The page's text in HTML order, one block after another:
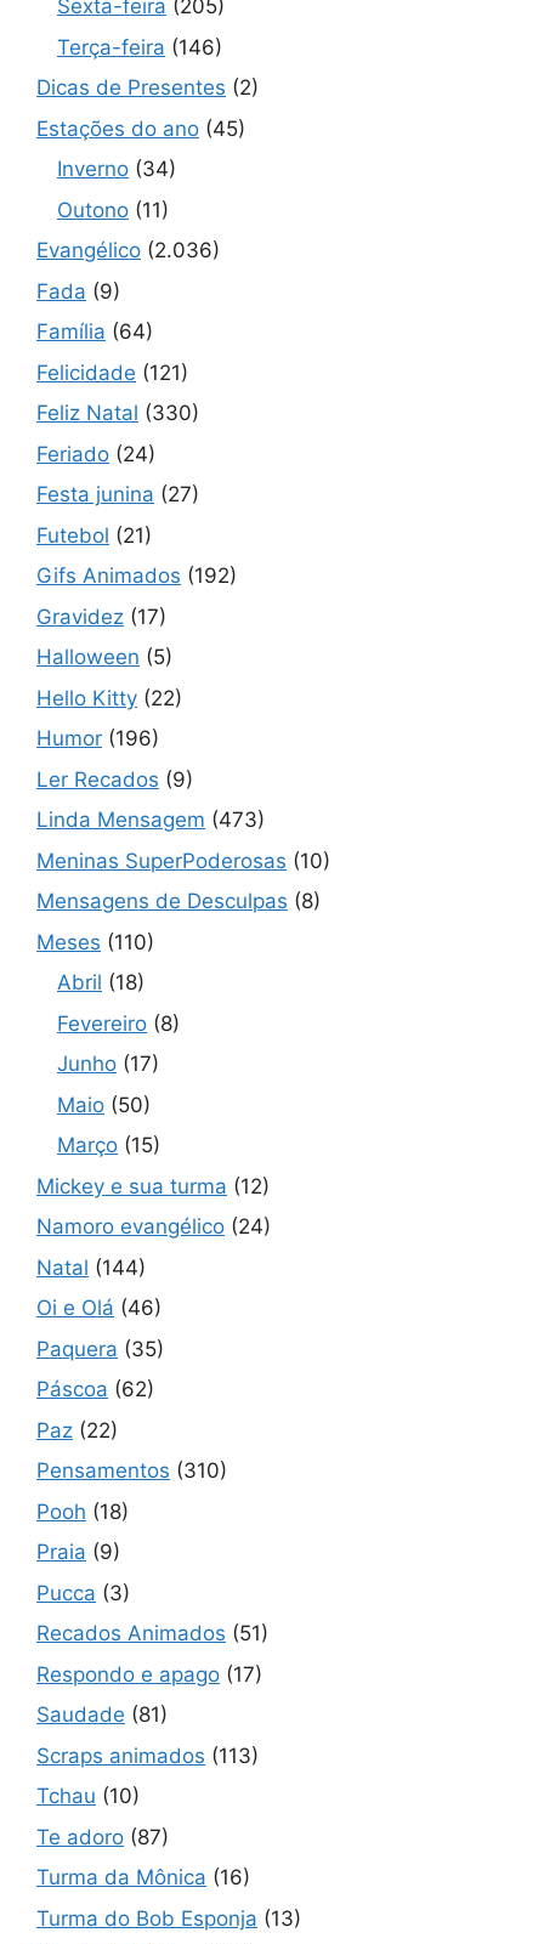
Sexta-feira (205)
Terça-feira (146)
Dicas de Presentes (2)
Estações do ano (45)
Inverno (34)
Outono (11)
Evangélico (2.036)
Fada (9)
Família (64)
Felicidade (121)
Feliz Natal (330)
Feriado (24)
Festa junina (27)
Futebol (21)
Gifs Animados (192)
Gravidez (17)
Halloween (5)
Hello Kitty (22)
Humor (196)
Ler Recados (9)
Linda Mensagem (473)
Meninas SuperPoderosas (10)
Mensagens de Desculpas (8)
Meses (110)
Abril (18)
Fevereiro (8)
Junho (17)
Maio (50)
Março (15)
Mickey e sua turma (12)
Namoro evangélico (24)
Natal (144)
Oi e Olá (46)
Paquera (35)
Páscoa (62)
Paz (22)
Pensamentos (310)
Pooh (18)
Praia (9)
Pucca (3)
Recados Animados (51)
Respondo e apago (17)
Saudade (81)
Scraps animados (113)
Tchau (10)
Te adoro (87)
Turma da Mônica (16)
Turma do Bob Esponja (13)